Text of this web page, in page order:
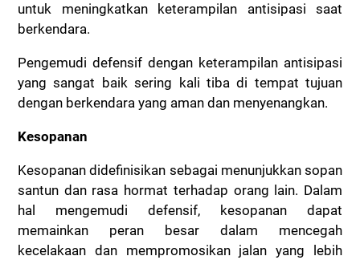
untuk meningkatkan keterampilan antisipasi saat
berkendara.
Pengemudi defensif dengan keterampilan antisipasi
yang sangat baik sering kali tiba di tempat tujuan
dengan berkendara yang aman dan menyenangkan.
Kesopanan
Kesopanan didefinisikan sebagai menunjukkan sopan
santun dan rasa hormat terhadap orang lain. Dalam
hal mengemudi defensif, kesopanan dapat
memainkan peran besar dalam mencegah
kecelakaan dan mempromosikan jalan yang lebih